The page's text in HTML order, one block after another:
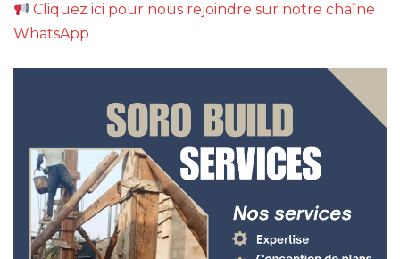
Cliquez ici pour nous rejoindre sur notre chaîne
WhatsApp